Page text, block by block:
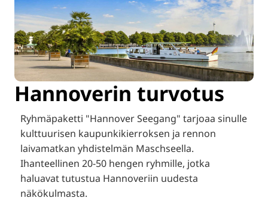
Hannoverin turvotus
Ryhmäpaketti "Hannover Seegang" tarjoaa sinulle
kulttuurisen kaupunkikierroksen ja rennon
laivamatkan yhdistelmän Maschseella.
Ihanteellinen 20-50 hengen ryhmille, jotka
haluavat tutustua Hannoveriin uudesta
näkökulmasta.